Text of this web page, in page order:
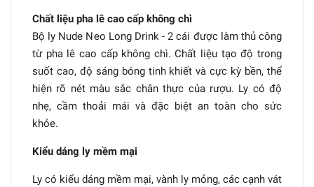
Chất liệu pha lê cao cấp không chì
Bộ ly Nude Neo Long Drink - 2 cái được làm thủ công
từ pha lê cao cấp không chì. Chất liệu tạo độ trong
suốt cao, độ sáng bóng tinh khiết và cực kỳ bền, thể
hiện rõ nét màu sắc chân thực của rượu. Ly có độ
nhẹ, cầm thoải mái và đặc biệt an toàn cho sức
khỏe.
Kiểu dáng ly mềm mại
Ly có kiểu dáng mềm mại, vành ly mỏng, các cạnh vát